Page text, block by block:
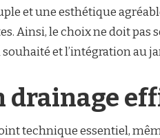
et une esthétique
Ainsi, le choix ne doit
souhaité et l’intégration au
drainage
technique essentiel,